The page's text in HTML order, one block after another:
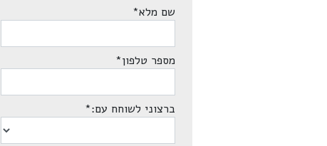
שם מלא*
מספר טלפון*
ברצוני לשוחח עם:*